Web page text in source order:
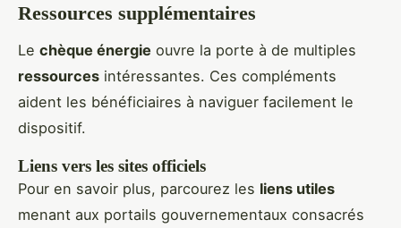
Ressources supplémentaires
Le chèque énergie ouvre la porte à de multiples
ressources intéressantes. Ces compléments
aident les bénéficiaires à naviguer facilement le
dispositif.
Liens vers les sites officiels
Pour en savoir plus, parcourez les liens utiles
menant aux portails gouvernementaux consacrés